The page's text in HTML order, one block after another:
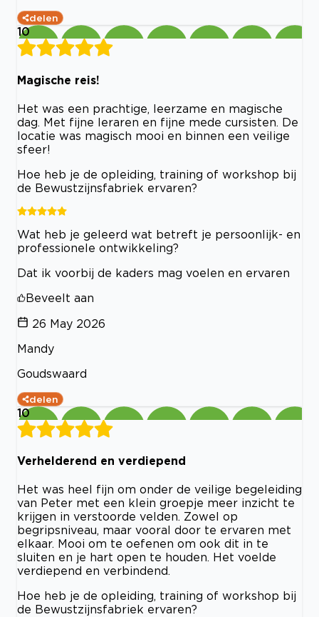
delen
10
Magische reis!
Het was een prachtige, leerzame en magische
dag. Met fijne leraren en fijne mede cursisten. De
locatie was magisch mooi en binnen een veilige
sfeer!
Hoe heb je de opleiding, training of workshop bij
de Bewustzijnsfabriek ervaren?
Wat heb je geleerd wat betreft je persoonlijk- en
professionele ontwikkeling?
Dat ik voorbij de kaders mag voelen en ervaren
Beveelt aan
26 May 2026
Mandy
Goudswaard
delen
10
Verhelderend en verdiepend
Het was heel fijn om onder de veilige begeleiding
van Peter met een klein groepje meer inzicht te
krijgen in verstoorde velden. Zowel op
begripsniveau, maar vooral door te ervaren met
elkaar. Mooi om te oefenen om ook dit in te
sluiten en je hart open te houden. Het voelde
verdiepend en verbindend.
Hoe heb je de opleiding, training of workshop bij
de Bewustzijnsfabriek ervaren?